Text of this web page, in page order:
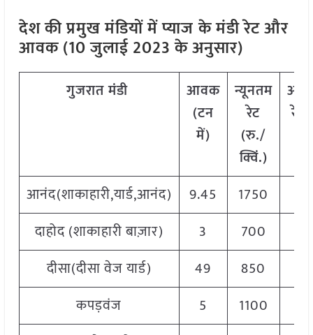
देश की प्रमुख मंडियों में प्याजके मंडी रेट और
आवक (10 जुलाई 2023 के अनुसार)
गुजरातमंडी
आवक
(टन
में)
न्यूनतम
रेट
(रु./
क्विं.)
रेट
आनंद(शाकाहारी,यार्ड,आनंद) 9.45 1750
दाहोद (शाकाहारी बाज़ार)
3 700
दीसा(दीसा वेज यार्ड)
49 850
कपड़वंज
5 1100